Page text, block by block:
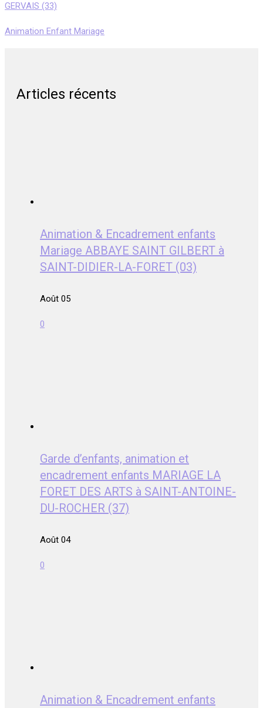
GERVAIS (33)
Animation Enfant Mariage
Articles récents
Animation & Encadrement enfants
Mariage ABBAYE SAINT GILBERT à
SAINT-DIDIER-LA-FORET (03)
Août 05
0
Garde d’enfants, animation et
encadrement enfants MARIAGE LA
FORET DES ARTS à SAINT-ANTOINE-
DU-ROCHER (37)
Août 04
0
Animation & Encadrement enfants